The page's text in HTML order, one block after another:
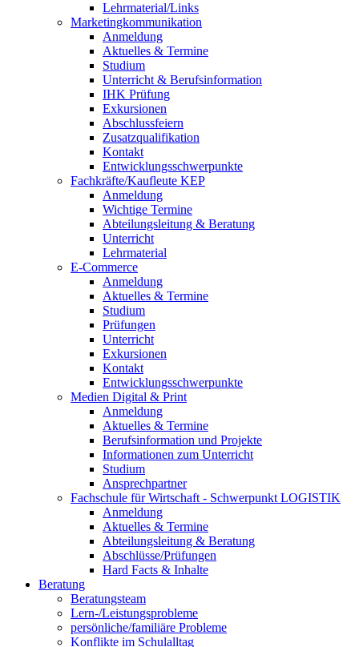
Lehrmaterial/Links
Marketingkommunikation
Anmeldung
Aktuelles & Termine
Studium
Unterricht & Berufsinformation
IHK Prüfung
Exkursionen
Abschlussfeiern
Zusatzqualifikation
Kontakt
Entwicklungsschwerpunkte
Fachkräfte/Kaufleute KEP
Anmeldung
Wichtige Termine
Abteilungsleitung & Beratung
Unterricht
Lehrmaterial
E-Commerce
Anmeldung
Aktuelles & Termine
Studium
Prüfungen
Unterricht
Exkursionen
Kontakt
Entwicklungsschwerpunkte
Medien Digital & Print
Anmeldung
Aktuelles & Termine
Berufsinformation und Projekte
Informationen zum Unterricht
Studium
Ansprechpartner
Fachschule für Wirtschaft - Schwerpunkt LOGISTIK
Anmeldung
Aktuelles & Termine
Abteilungsleitung & Beratung
Abschlüsse/Prüfungen
Hard Facts & Inhalte
Beratung
Beratungsteam
Lern-/Leistungsprobleme
persönliche/familiäre Probleme
Konflikte im Schulalltag